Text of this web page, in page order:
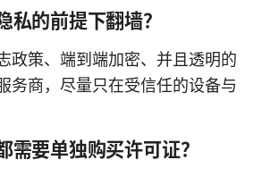
私的前提下翻墙？
政策、端到端加密、并且透明的
务商，尽量只在受信任的设备与
需要单独购买许可证？